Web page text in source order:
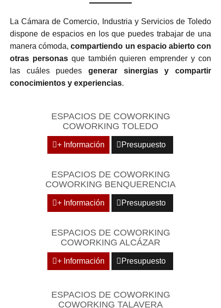
La Cámara de Comercio, Industria y Servicios de Toledo
dispone de espacios en los que puedes trabajar de una
manera cómoda,compartiendo un espacio abierto con
otras personasque también quieren emprender y con
las cuáles puedes generar sinergias y compartir
conocimientos y experiencias.
ESPACIOS DE COWORKING
COWORKING TOLEDO
+ Información Presupuesto
ESPACIOS DE COWORKING
COWORKING BENQUERENCIA
+ Información Presupuesto
ESPACIOS DE COWORKING
COWORKING ALCÁZAR
+ Información Presupuesto
ESPACIOS DE COWORKING
COWORKING TALAVERA